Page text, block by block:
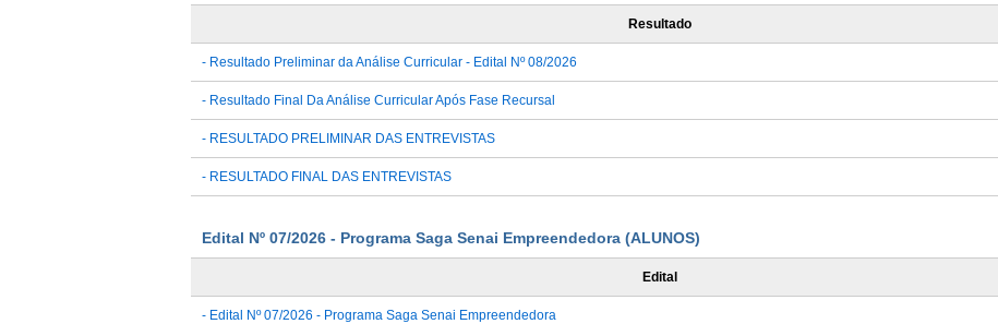
Resultado
- Resultado Preliminar da Análise Curricular - Edital Nº 08/2026
- Resultado Final Da Análise Curricular Após Fase Recursal
- RESULTADO PRELIMINAR DAS ENTREVISTAS
- RESULTADO FINAL DAS ENTREVISTAS
Edital Nº 07/2026 - Programa Saga Senai Empreendedora (ALUNOS)
Edital
- Edital Nº 07/2026 - Programa Saga Senai Empreendedora